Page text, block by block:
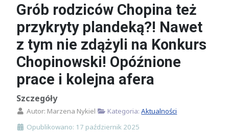
Grób rodziców Chopina też
przykryty plandeką?! Nawet
z tym nie zdążyli na Konkurs
Chopinowski! Opóźnione
prace i kolejna afera
Szczegóły
Autor: Marzena Nykiel Kategoria:Aktualności
Opublikowano: 17 październik 2025